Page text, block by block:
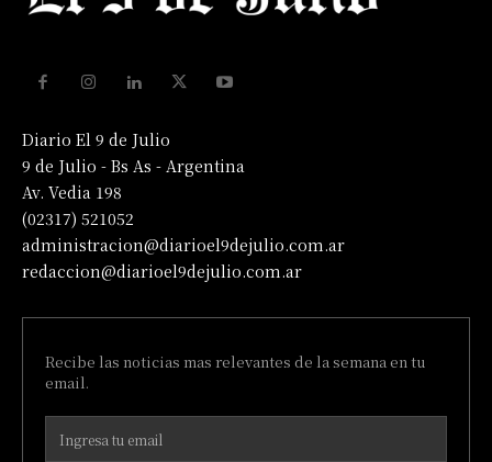
Diario El 9 de Julio
9 de Julio - Bs As - Argentina
Av. Vedia 198
(02317) 521052
administracion@diarioel9dejulio.com.ar
redaccion@diarioel9dejulio.com.ar
Recibe las noticias mas relevantes de la semana en tu
email.